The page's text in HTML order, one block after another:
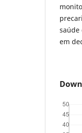
saúde
em